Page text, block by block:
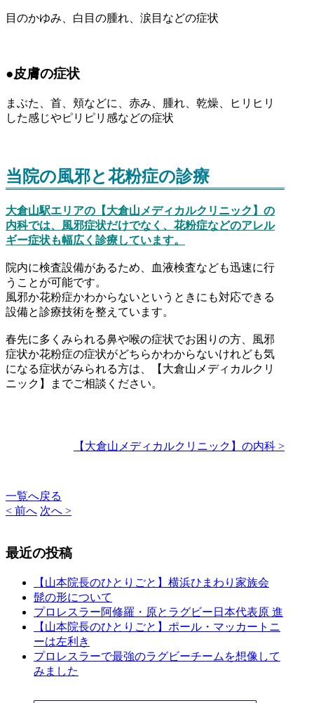
目のかゆみ、白目の腫れ、涙目などの症状
●皮膚の症状
まぶた、首、頬などに、赤み、腫れ、乾燥、ヒリヒリ
した感じやピリピリ感などの症状
当院の風邪と花粉症の診療
大倉山駅エリアの【大倉山メディカルクリニック】の
内科では、風邪症状だけでなく、花粉症などのアレル
ギー症状も幅広く診療しています。
院内に検査設備があるため、血液検査なども迅速に行
うことが可能です。
風邪か花粉症かわからないというときにも対応できる
設備と診療技術を整えています。
春先に多くみられる鼻や喉の症状でお困りの方、風邪
症状か花粉症の症状がどちらかわからないけれども気
になる症状がみられる方は、【大倉山メディカルクリ
ニック】までご相談ください。
【大倉山メディカルクリニック】の内科 >
一覧へ戻る
< 前へ 次へ >
最近の投稿
【山本院長のひとりごと】横浜ひまわり家族会
髭の形について
プロレスラー阿修羅・原とラグビー日本代表原 進
【山本院長のひとりごと】ポール・マッカートニ
ーは左利き
プロレスラーで最強のラグビーチームを想像して
みました